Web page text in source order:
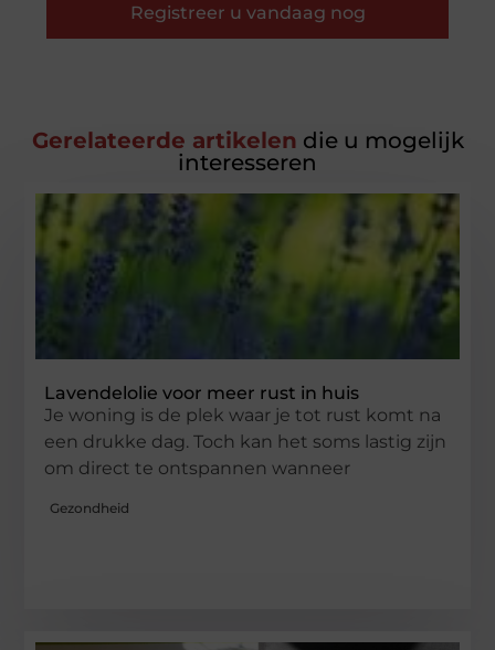
Registreer u vandaag nog
Gerelateerde artikelen die u mogelijk
interesseren
Lavendelolie voor meer rust in huis
Je woning is de plek waar je tot rust komt na
een drukke dag. Toch kan het soms lastig zijn
om direct te ontspannen wanneer
Gezondheid